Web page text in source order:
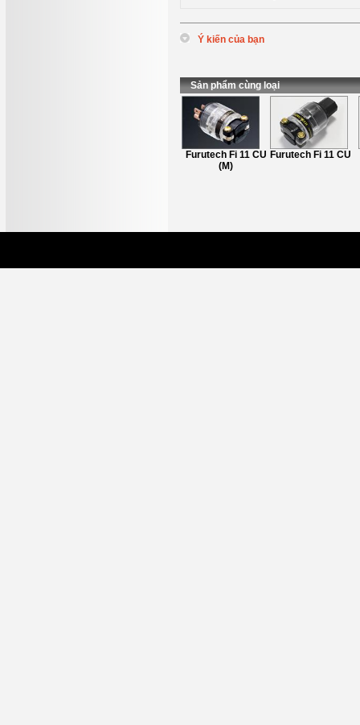
Ý kiến của bạn
* Nội dung:
Sản phẩm cùng loại
Furutech Fi 11 CU
(M)
Furutech Fi 11 CU